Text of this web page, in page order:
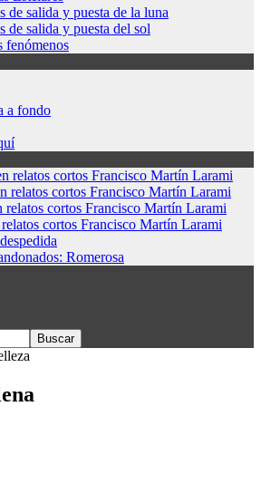
de salida y puesta de la luna
de salida y puesta del sol
fenómenos
a fondo
relatos cortos Francisco Martín Larami
relatos cortos Francisco Martín Larami
relatos cortos Francisco Martín Larami
cortos Francisco Martín Larami
Romerosa